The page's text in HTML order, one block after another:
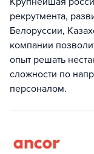
рекрутмента,
Белоруссии,
компании
опыт решать
сложности по
персоналом.